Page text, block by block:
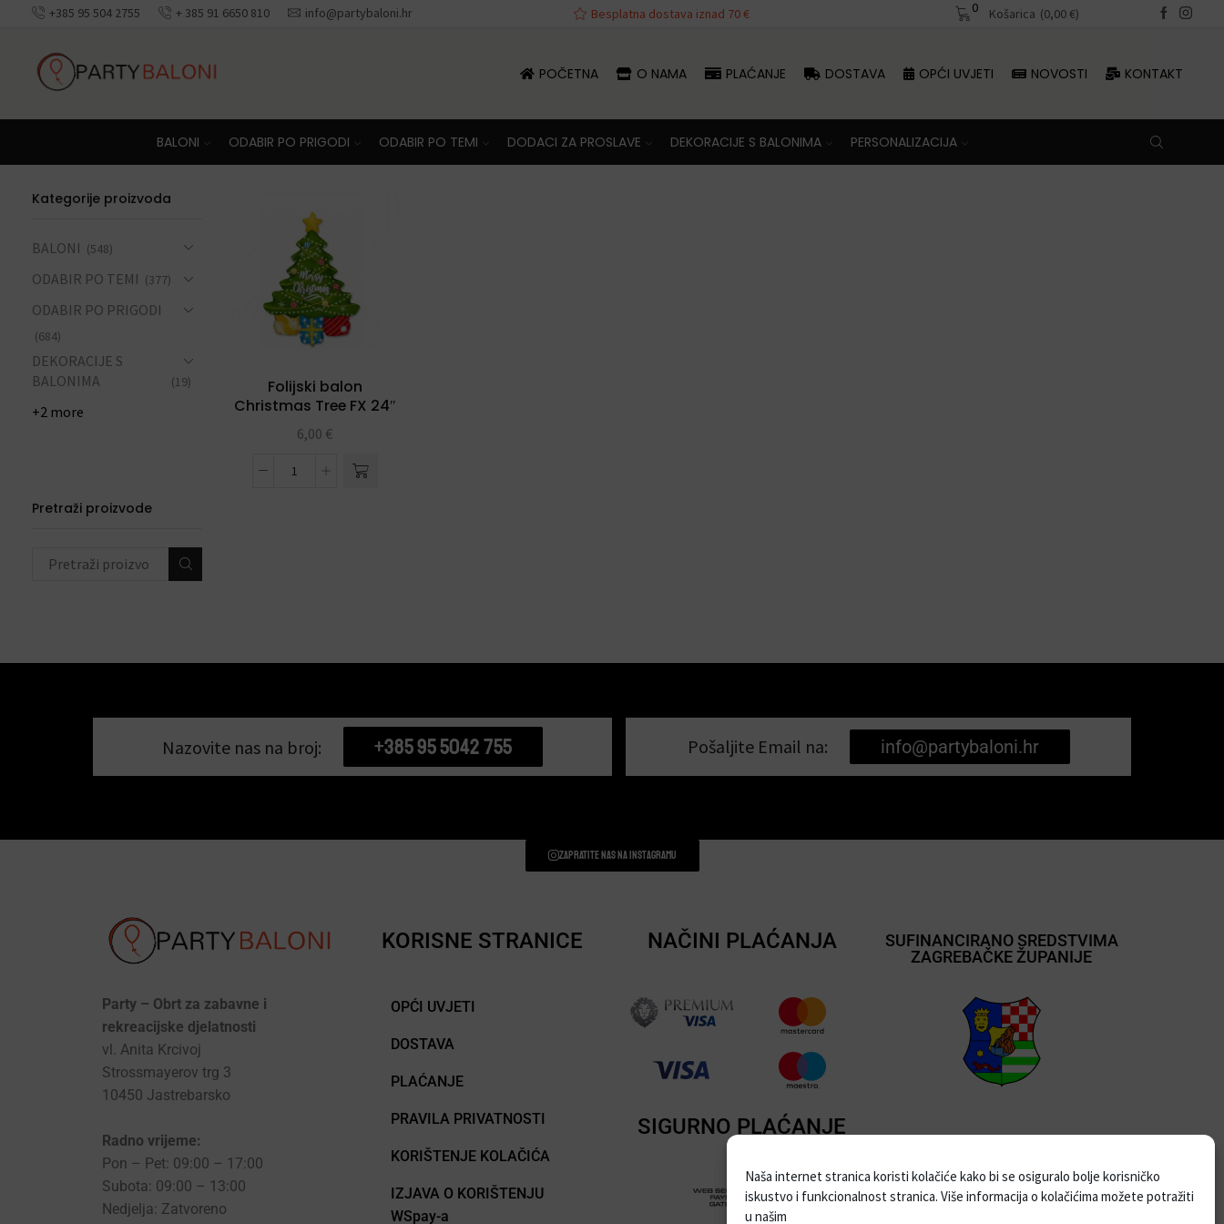
Naša internet stranica koristi kolačiće kako bi se osiguralo bolje korisničko
iskustvo i funkcionalnost stranica. Više informacija o kolačićima možete potražiti
u našim
+385 95 504 2755 + 385 91 6650 810 info@partybaloni.hr
Besplatna dostava iznad 70 € Besplatna dostava iznad 70 € Besplatna dostava iznad 70 €
0 Košarica (0,00€)
POČETNA O NAMA PLAĆANJE DOSTAVA OPĆI UVJETI NOVOSTI KONTAKT
BALONI ODABIR PO PRIGODI ODABIR PO TEMI DODACI ZA PROSLAVE DEKORACIJE S BALONIMA PERSONALIZACIJA
Folijski balon
Christmas Tree FX 24″
6,00 €
Kategorije proizvoda
BALONI (548)
ODABIR PO TEMI (377)
ODABIR PO PRIGODI
(684)
DEKORACIJE S
BALONIMA
(19)
+2 more
Pretraži proizvode
Nazovite nas na broj: +385 95 5042 755 Pošaljite Email na: info@partybaloni.hr
Zapratite nas na instagramu
Party – Obrt za zabavne i
rekreacijske djelatnosti
vl. Anita Krcivoj
Strossmayerov trg 3
10450 Jastrebarsko
Radno vrijeme:
Pon – Pet: 09:00 – 17:00
Subota: 09:00 – 13:00
Nedjelja: Zatvoreno
KORISNE STRANICE
OPĆI UVJETI
DOSTAVA
PLAĆANJE
PRAVILA PRIVATNOSTI
KORIŠTENJE KOLAČIĆA
IZJAVA O KORIŠTENJU
WSpay-a
NAČINI PLAĆANJA
SIGURNO PLAĆANJE
SUFINANCIRANO SREDSTVIMA
ZAGREBAČKE ŽUPANIJE